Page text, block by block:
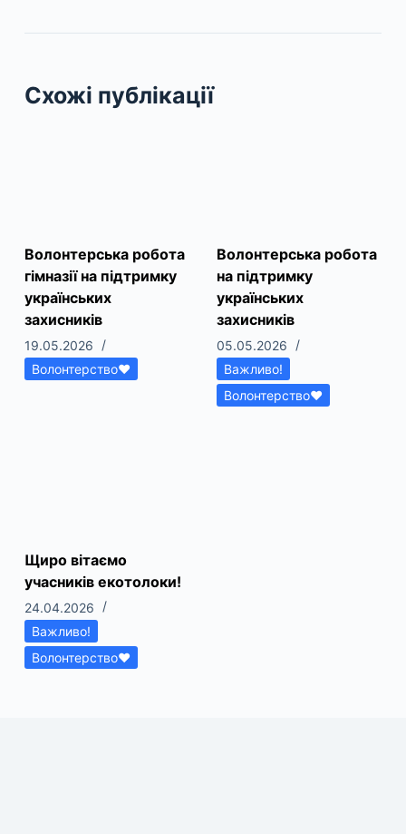
Схожі публікації
Волонтерська робота
гімназії на підтримку
українських
захисників
19.05.2026
Волонтерство❤
Волонтерська робота
на підтримку
українських
захисників
05.05.2026
Важливо!
Волонтерство❤
Щиро вітаємо
учасників екотолоки!
24.04.2026
Важливо!
Волонтерство❤